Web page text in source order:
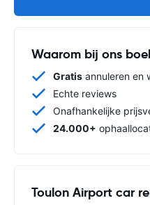
Waarom bij ons
Gratis annuleren en
Echte reviews
Onafhankelijke
24.000+
Toulon Airport car